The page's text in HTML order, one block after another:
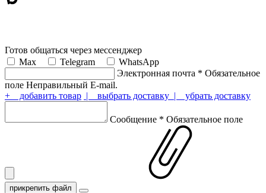
Готов общаться через мессенджер
Max
Telegram
WhatsApp
Электронная почта * Обязательное
поле Неправильный E-mail.
+ добавить товар | выбрать доставку | убрать доставку
Сообщение * Обязательное поле
прикрепить файл